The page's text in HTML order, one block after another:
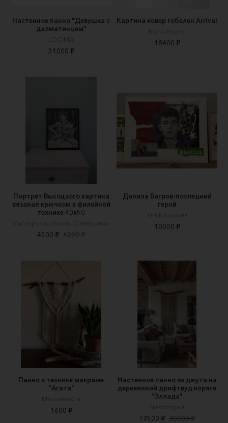
Настенное панно "Девушка с
далматинцем"
LOOMA
31000 ₽
Картина ковер гобелен Arrival
Boho Home
18400 ₽
Портрет Высоцкого картина
вязаная крючком в филейной
технике 40х50
Мастерская Галины Северянки
4500 ₽ 6200 ₽
Данила Багров-последний
герой
Уля Кошкина
10000 ₽
Панно в технике макраме
"Агата"
Macramasha
1600 ₽
Настенное панно из джута на
деревянной дрифтвуд коряге
"Эллада"
Nestolярка
17500 ₽ 20000 ₽